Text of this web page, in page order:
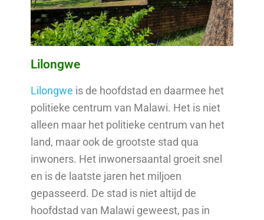
Lilongwe
Lilongwe is de hoofdstad en daarmee het
politieke centrum van Malawi. Het is niet
alleen maar het politieke centrum van het
land, maar ook de grootste stad qua
inwoners. Het inwonersaantal groeit snel
en is de laatste jaren het miljoen
gepasseerd. De stad is niet altijd de
hoofdstad van Malawi geweest, pas in